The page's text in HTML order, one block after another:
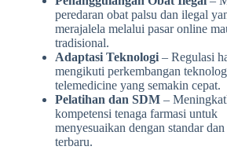
peredaran obat palsu dan ilegal
merajalela melalui pasar online
tradisional.
Adaptasi Teknologi – Regulasi
mengikuti perkembangan
telemedicine yang semakin cepat.
Pelatihan dan SDM –
kompetensi tenaga farmasi untuk
menyesuaikan dengan standar
terbaru.